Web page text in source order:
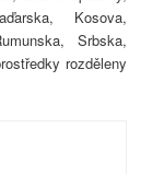
Kosova,
Srbska,
rozděleny